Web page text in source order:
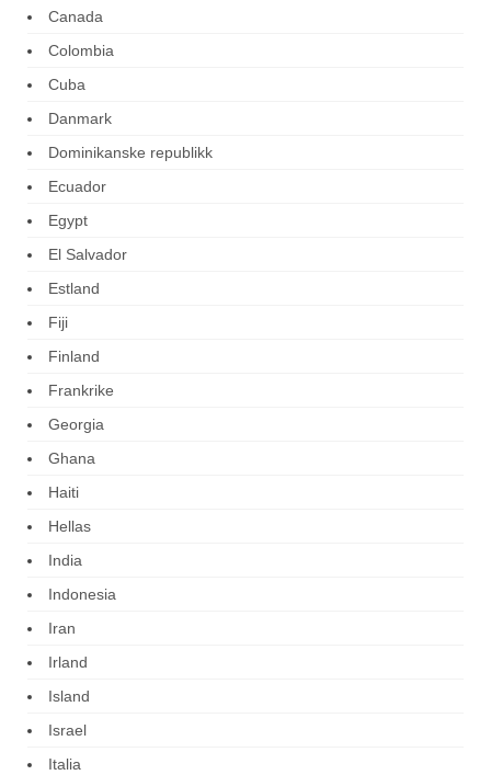
Canada
Colombia
Cuba
Danmark
Dominikanske republikk
Ecuador
Egypt
El Salvador
Estland
Fiji
Finland
Frankrike
Georgia
Ghana
Haiti
Hellas
India
Indonesia
Iran
Irland
Island
Israel
Italia